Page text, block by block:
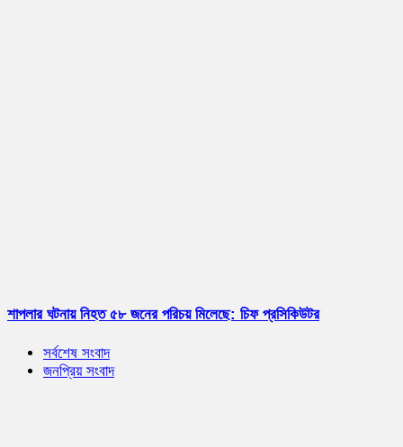
শাপলার ঘটনায় নিহত ৫৮ জনের পরিচয় মিলেছে: চিফ প্রসিকিউটর
সর্বশেষ সংবাদ
জনপ্রিয় সংবাদ